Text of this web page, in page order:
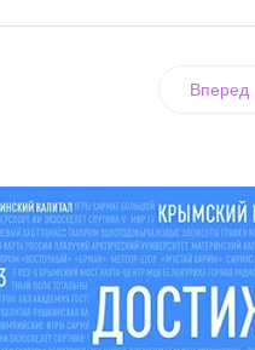
Вперед